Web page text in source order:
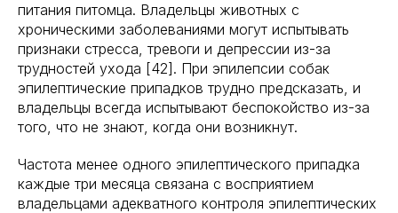
питания питомца. Владельцы животных с
хроническими заболеваниями могут испытывать
признаки стресса, тревоги и депрессии из-за
трудностей ухода [42]. При эпилепсии собак
эпилептические припадков трудно предсказать, и
владельцы всегда испытывают беспокойство из-за
того, что не знают, когда они возникнут.
Частота менее одного эпилептического припадка
каждые три месяца связана с восприятием
владельцами адекватного контроля эпилептических